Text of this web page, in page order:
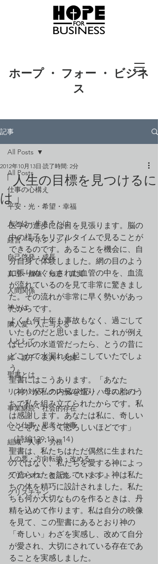
ホープ ・ フォー ・ ビジネ
ス
記事
All Posts
仕事の心構え
平安・光・希望・幸福
人とは・生きるとは
経営・マネジメント
自己啓発・成長
真理・価値・知恵・真実
人間関係
神とは
隣人愛・人に与える
人として
絆・親子・友人・夫婦
聖書とは
リスク対応・クレーム対応・ハラスメント
事業継続・社会的存在
心と仕事・思考と仕事
組織・人事・労務
人の悪・方向転換・改める
クリスマス・復活祭・アドベント
クリスチャン
All Posts
「人生の目標を見つけるに
は」
2012年10月13日 読了時間: 2分
医学の進歩には目を見張ります。脳の
中の様子をリアルタイムで見ることが
できるのです。あることを機会に、自
分自身で体験しました。網の目のよう
に張りめぐらされた血管の中を、血流
が流れているのを見て非常に驚きまし
た。その流れが非常に早く勢いがあっ
たからです。
よくも何十年も事故もなく、過ごして
いたものだと思いました。これが例え
ばビルの水道管だったら、とうの昔に
どこかで水漏れを起こしていたでしょ
う。
聖書にはこうあります。「あなた
（神）が私の内臓を造り、母の胎のう
ちで私を組み立てられたからです。私
は感謝します。あなたは私に、奇しい
ことをなさって恐ろしいほどです」
（詩編139:13、14）
聖書は、私たちはただ偶然に生まれた
のではなく、私たちを愛する神によっ
て造られたと記しています。神は私た
ちの体を精巧に設計されました。私た
ちも何か大切なものを作るときは、丹
精を込めて作ります。私は自分の映像
を見て、この聖書にあるとおり神の
「奇しい」わざを実感し、改めて自分
が愛され、大切にされている存在であ
ることを実感しました。